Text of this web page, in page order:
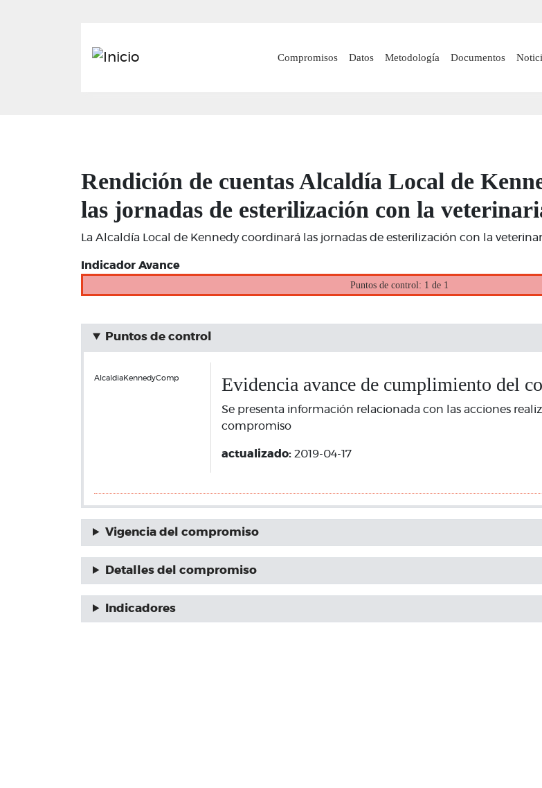
principal
Main navigation
Compromisos Datos Metodología Documentos
Rendición de cuentas Alcaldía Local de
las jornadas de esterilización con la
La Alcaldía Local de Kennedy coordinará las jornadas de esterilización con la
Indicador Avance
Puntos de control: 1 de 1
Puntos de control
AlcaldiaKennedyComp Evidencia avance de cumplimiento del
Se presenta información relacionada con las acciones
compromiso
actualizado: 2019-04-17
Vigencia del compromiso
Detalles del compromiso
Indicadores